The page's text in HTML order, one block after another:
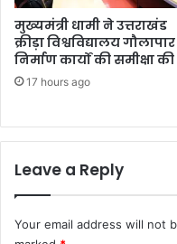
मुख्यमंत्री धामी ने उत्तराखंड
क्रीड़ा विश्वविद्यालय
निर्माण कार्यों की समीक्षा की
17 hours ago
Leave a Reply
Your email address will not